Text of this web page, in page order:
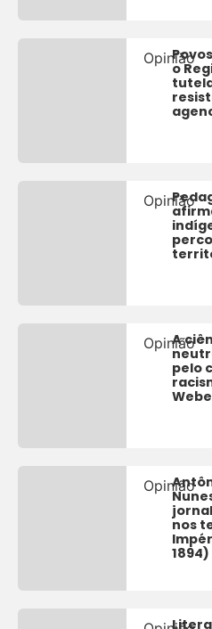
Opinião
o
Opinião
Opinião
A
pelo
Opinião
nos
1894)